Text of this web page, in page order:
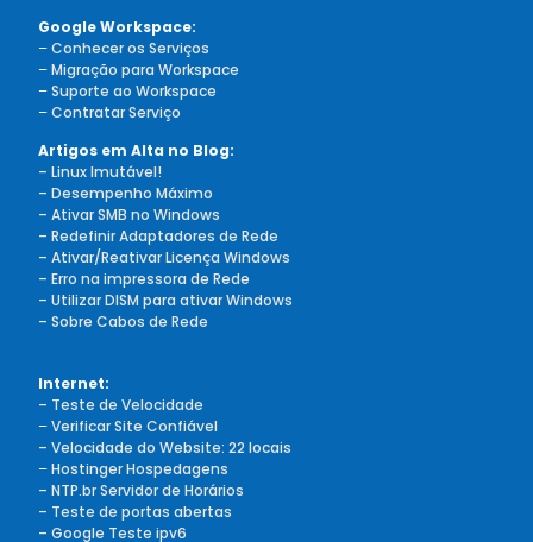
Google Workspace:
–Conhecer os Serviços
–Migração para Workspace
–Suporte ao Workspace
–Contratar Serviço
Artigos em Alta no Blog:
– Linux Imutável!
– Desempenho Máximo
– Ativar SMB no Windows
– Redefinir Adaptadores de Rede
– Ativar/Reativar Licença Windows
– Erro na impressora de Rede
– Utilizar DISM para ativar Windows
– Sobre Cabos de Rede
Internet:
– Teste de Velocidade
–Verificar Site Confiável
– Velocidade do Website: 22 locais
–Hostinger Hospedagens
– NTP.br Servidor de Horários
– Teste de portas abertas
– Google Teste ipv6